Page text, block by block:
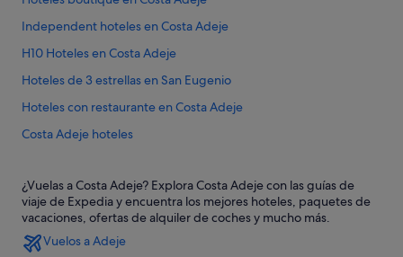
Independent hoteles en Costa Adeje
H10 Hoteles en Costa Adeje
Hoteles de 3 estrellas en San Eugenio
Hoteles con restaurante en Costa Adeje
Costa Adeje hoteles
Iberostar hoteles en San Eugenio
Hoteles cerca de Magma Arte & Congresos
Complejos turísticos en San Eugenio
¿Vuelas a Costa Adeje? Explora Costa Adeje con las guías de
viaje de Expedia y encuentra los mejores hoteles, paquetes de
vacaciones, ofertas de alquiler de coches y mucho más.
Vuelos a Adeje